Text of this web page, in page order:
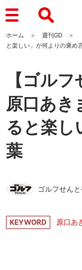
ホーム 週刊GD
と楽しい」が何よりの褒め
【ゴル
原口あき
ると楽し
葉
ゴルフせん
KEYWORD 原口あ